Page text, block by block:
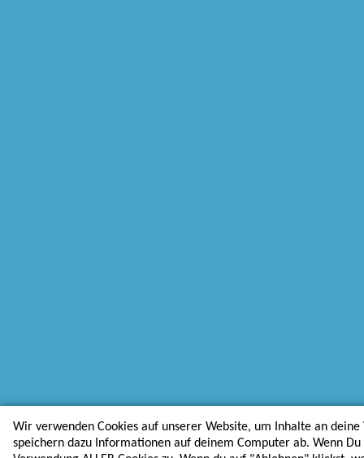
Wir verwenden Cookies auf unserer Website, um Inhalte an deine
speichern dazu Informationen auf deinem Computer ab. Wenn